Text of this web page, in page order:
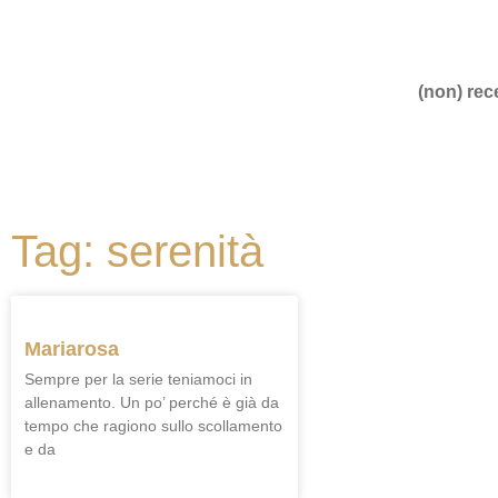
(non)
Tag: serenità
Mariarosa
Sempre per la serie teniamoci in
allenamento. Un po’ perché è già da
tempo che ragiono sullo scollamento
e da